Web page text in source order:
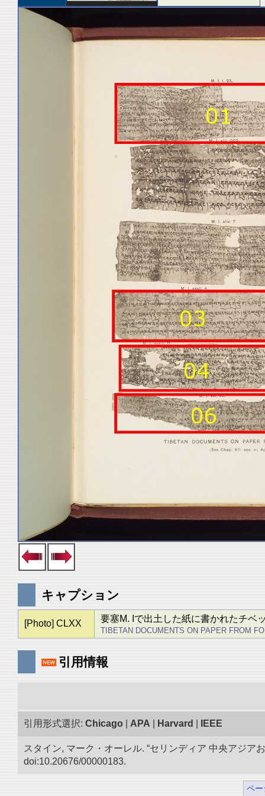
キャプション
[Photo] CLXX 要塞M. Iで出土した紙に書かれたチベ
TIBETAN DOCUMENTS ON PAPER FROM
引用情報
引用形式選択: Chicago APA Harvard IEEE
スタイン, マーク・オーレル. “セリンディア 中央アジ
doi:10.20676/00000183.
ペー